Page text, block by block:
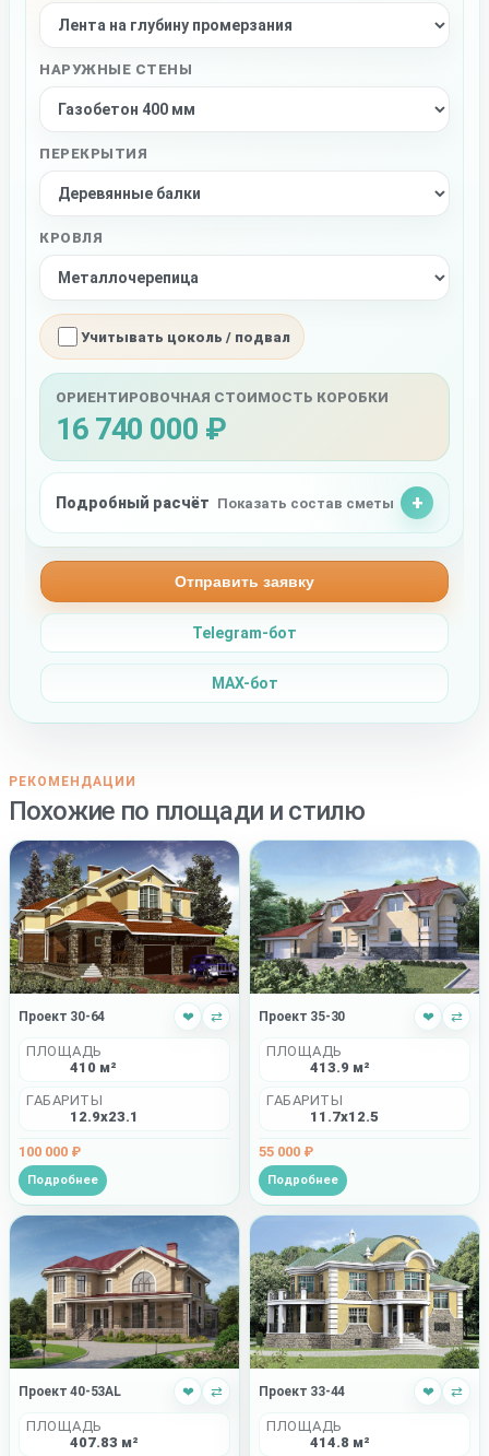
НАРУЖНЫЕ СТЕНЫ
ПЕРЕКРЫТИЯ
КРОВЛЯ
Учитывать цоколь / подвал
ОРИЕНТИРОВОЧНАЯ СТОИМОСТЬ КОРОБКИ
16 740 000 ₽
Подробный расчёт Показать состав сметы
Отправить заявку
Telegram-бот
MAX-бот
РЕКОМЕНДАЦИИ
Похожие по площади и стилю
Проект 30-64 ❤ ⇄
ПЛОЩАДЬ
410 м²
ГАБАРИТЫ
12.9x23.1
100 000 ₽
Подробнее
Проект 35-30 ❤ ⇄
ПЛОЩАДЬ
413.9 м²
ГАБАРИТЫ
11.7x12.5
55 000 ₽
Подробнее
Проект 40-53AL ❤ ⇄
ПЛОЩАДЬ
407.83 м²
Проект 33-44 ❤ ⇄
ПЛОЩАДЬ
414.8 м²